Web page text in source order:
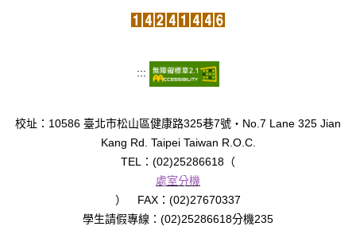
:::
校址：10586 臺北市松山區健康路325巷7號‧No.7 Lane 325 Jian
Kang Rd. Taipei Taiwan R.O.C.
TEL：(02)25286618（
處室分機
） FAX：(02)27670337
學生請假專線：(02)25286618分機235